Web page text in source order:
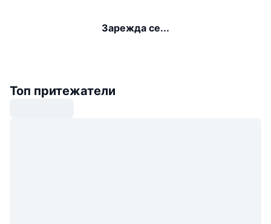
Зарежда се...
Топ притежатели